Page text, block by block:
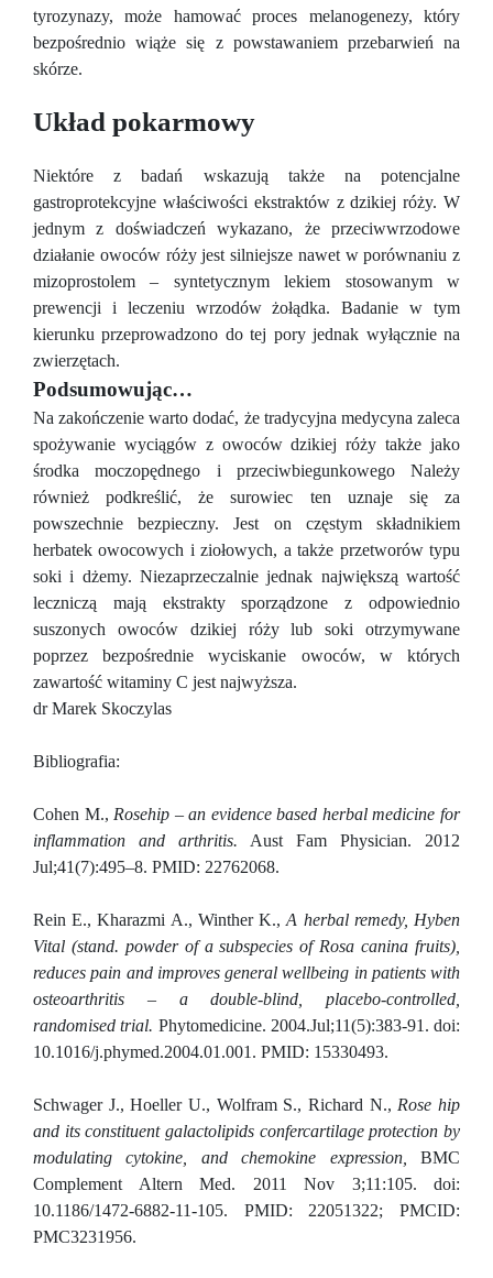
tyrozynazy, może hamować proces melanogenezy, który
bezpośrednio wiąże się z powstawaniem przebarwień na
skórze.
Układ pokarmowy
Niektóre z badań wskazują także na potencjalne
gastroprotekcyjne właściwości ekstraktów z dzikiej róży. W
jednym z doświadczeń wykazano, że przeciwwrzodowe
działanie owoców róży jest silniejsze nawet w porównaniu z
mizoprostolem – syntetycznym lekiem stosowanym w
prewencji i leczeniu wrzodów żołądka. Badanie w tym
kierunku przeprowadzono do tej pory jednak wyłącznie na
zwierzętach.
Podsumowując…
Na zakończenie warto dodać, że tradycyjna medycyna zaleca
spożywanie wyciągów z owoców dzikiej róży także jako
środka moczopędnego i przeciwbiegunkowego Należy
również podkreślić, że surowiec ten uznaje się za
powszechnie bezpieczny. Jest on częstym składnikiem
herbatek owocowych i ziołowych, a także przetworów typu
soki i dżemy. Niezaprzeczalnie jednak największą wartość
leczniczą mają ekstrakty sporządzone z odpowiednio
suszonych owoców dzikiej róży lub soki otrzymywane
poprzez bezpośrednie wyciskanie owoców, w których
zawartość witaminy C jest najwyższa.
dr Marek Skoczylas
Bibliografia:
Cohen M., Rosehip – an evidence based herbal medicine for
inflammation and arthritis. Aust Fam Physician. 2012
Jul;41(7):495–8. PMID: 22762068.
Rein E., Kharazmi A., Winther K.,A herbal remedy, Hyben
Vital (stand. powder of a subspecies of Rosa canina fruits),
reduces pain and improves general wellbeing in patients with
osteoarthritis – a double-blind, placebo-controlled,
randomised trial. Phytomedicine. 2004.Jul;11(5):383-91. doi:
10.1016/j.phymed.2004.01.001. PMID: 15330493.
Schwager J., Hoeller U., Wolfram S., Richard N., Rose hip
and its constituent galactolipids confercartilage protection by
modulating cytokine, and chemokine expression,
BMC
Complement Altern Med. 2011 Nov 3;11:105. doi:
10.1186/1472-6882-11-105. PMID: 22051322; PMCID:
PMC3231956.